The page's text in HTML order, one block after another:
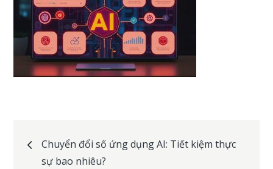
Post
Chuyển đổi số ứng dụng AI: Tiết kiệm thực
sự bao nhiêu?